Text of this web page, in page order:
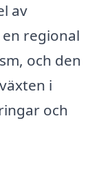
av
regional
och den
i
och